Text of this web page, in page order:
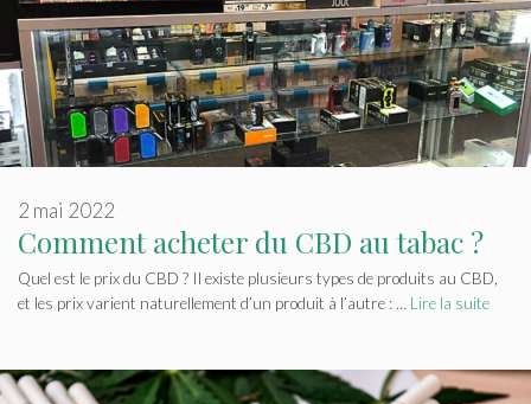
Comment acheter du CBD au tabac ?
2 mai 2022
Quel est le prix du CBD ? Il existe plusieurs types de produits au CBD,
et les prix varient naturellement d’un produit à l’autre : … Lire la suite